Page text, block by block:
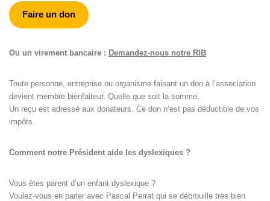
Faire un don
Ou un virement bancaire : Demandez-nous notre RIB
Toute personne, entreprise ou organisme faisant un don à l’association
devient membre bienfaiteur. Quelle que soit la somme.
Un reçu est adressé aux donateurs. Ce don n’est pas déductible de vos
impôts.
Comment notre Président aide les dyslexiques ?
Vous êtes parent d’un enfant dyslexique ?
Voulez-vous en parler avec Pascal Perrat qui se débrouille très bien